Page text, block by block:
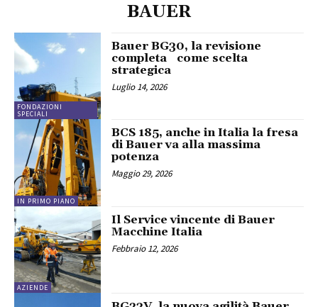
BAUER
FONDAZIONI
SPECIALI
Bauer BG30, la revisione
completa come scelta
strategica
Luglio 14, 2026
IN PRIMO PIANO
BCS 185, anche in Italia la fresa
di Bauer va alla massima
potenza
Maggio 29, 2026
AZIENDE
Il Service vincente di Bauer
Macchine Italia
Febbraio 12, 2026